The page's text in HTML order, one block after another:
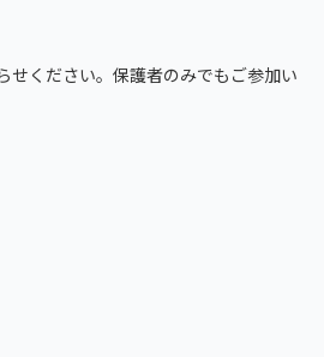
せください。保護者のみでもご参加い